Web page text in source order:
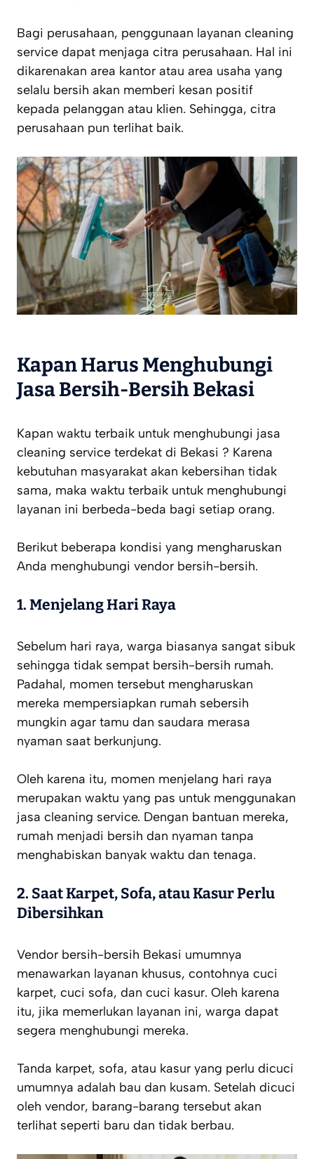
Bagi perusahaan, penggunaan layanan cleaning
service dapat menjaga citra perusahaan. Hal ini
dikarenakan area kantor atau area usaha yang
selalu bersih akan memberi kesan positif
kepada pelanggan atau klien. Sehingga, citra
perusahaan pun terlihat baik.
Kapan Harus Menghubungi
Jasa Bersih-Bersih Bekasi
Kapan waktu terbaik untuk menghubungi jasa
cleaning service terdekat di Bekasi ? Karena
kebutuhan masyarakat akan kebersihan tidak
sama, maka waktu terbaik untuk menghubungi
layanan ini berbeda-beda bagi setiap orang.
Berikut beberapa kondisi yang mengharuskan
Anda menghubungi vendor bersih-bersih.
1.Menjelang Hari Raya
Sebelum hari raya, warga biasanya sangat sibuk
sehingga tidak sempat bersih-bersih rumah.
Padahal, momen tersebut mengharuskan
mereka mempersiapkan rumah sebersih
mungkin agar tamu dan saudara merasa
nyaman saat berkunjung.
Oleh karena itu, momen menjelang hari raya
merupakan waktu yang pas untuk menggunakan
jasa cleaning service. Dengan bantuan mereka,
rumah menjadi bersih dan nyaman tanpa
menghabiskan banyak waktu dan tenaga.
2. Saat Karpet, Sofa, atau Kasur Perlu
Dibersihkan
Vendor bersih-bersih Bekasi umumnya
menawarkan layanan khusus, contohnya cuci
karpet, cuci sofa, dan cuci kasur. Oleh karena
itu, jika memerlukan layanan ini, warga dapat
segera menghubungi mereka.
Tanda karpet, sofa, atau kasur yang perlu dicuci
umumnya adalah bau dan kusam. Setelah dicuci
oleh vendor, barang-barang tersebut akan
terlihat seperti baru dan tidak berbau.